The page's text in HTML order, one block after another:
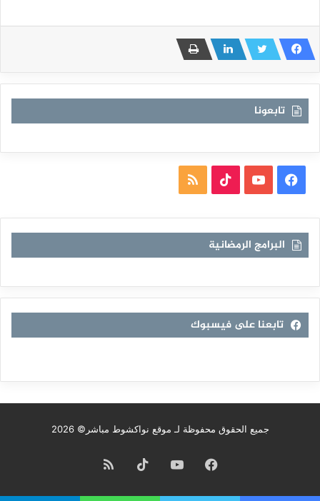
تابعونا
فيسبوكيوتيوب TikTokملخص
RSS
البرامج الرمضانية
تابعنا على فيسبوك
جميع الحقوق محفوظة لـ موقع نواكشوط مباشر© 2026
فيسبوكيوتيوب TikTokملخص
الموقع